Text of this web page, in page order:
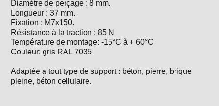
Diamètre de perçage : 8 mm.
Longueur : 37 mm.
Fixation : M7x150.
Résistance à la traction : 85 N
Température de montage: -15°C à + 60°C
Couleur: gris RAL 7035
Adaptée à tout type de support : béton, pierre, brique
pleine, béton cellulaire.